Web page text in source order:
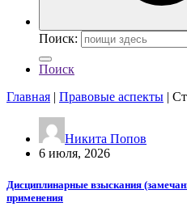
Поиск:
Поиск
Главная | Правовые аспекты |
Никита Попов
6 июля, 2026
Дисциплинарные взыскания
применения